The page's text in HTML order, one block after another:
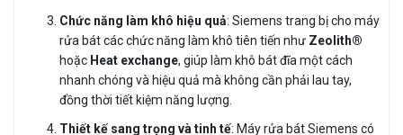
Chức năng làm khô hiệu quả: Siemens trang bị cho máy
rửa bát các chức năng làm khô tiên tiến như Zeolith®
hoặc Heat exchange, giúp làm khô bát đĩa một cách
nhanh chóng và hiệu quả mà không cần phải lau tay,
đồng thời tiết kiệm năng lượng.
Thiết kế sang trọng và tinh tế: Máy rửa bát Siemens có